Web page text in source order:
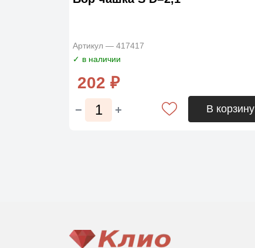
Артикул — 417417
✓ в наличии
202 ₽
В корзину